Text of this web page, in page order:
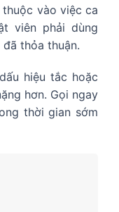
vào việc ca
viên phải dùng
thỏa thuận.
hiệu tắc hoặc
hơn. Gọi ngay
thời gian sớm